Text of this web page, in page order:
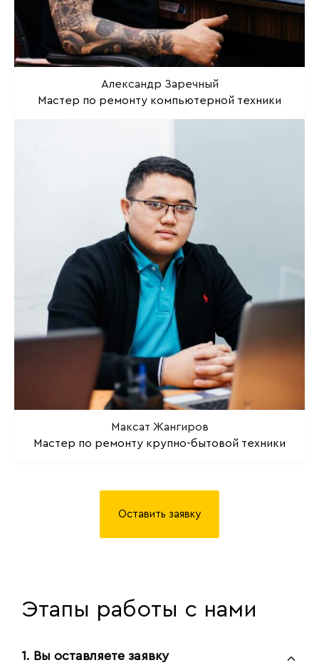
Александр Заречный
Мастер по ремонту компьютерной техники
Максат Жангиров
Мастер по ремонту крупно-бытовой техники
Оставить заявку
Этапы работы с нами
1. Вы оставляете заявку